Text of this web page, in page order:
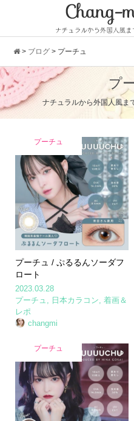
> ブログ > プーチュ
プ
ナチュラルから外国人風
プーチュ
プーチュ / ぷるるんソーダフ
ロート
2023.03.28
プーチュ
日本カラコン 着画＆
レポ
changmi
プーチュ